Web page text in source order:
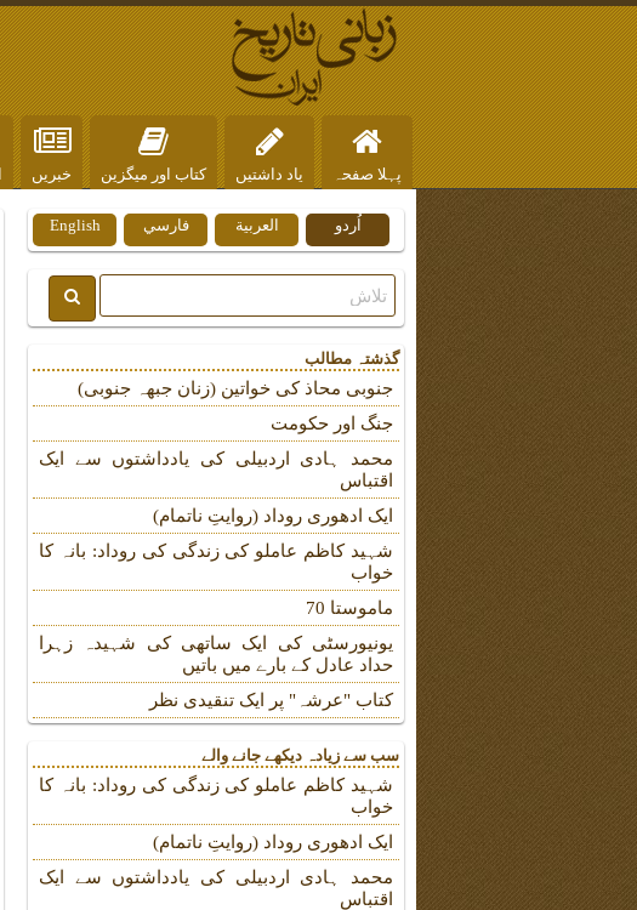
پہلا صفحہ یاد داشتیں کتاب اور میگزین خبریں
English فارسي العربية اُردو
گذشتہ مطالب
جنوبی محاذ کی خواتین (زنان جبهہ جنوبی)
جنگ اور حکومت
محمد ہادی اردبیلی کی یادداشتوں سے ایک
اقتباس
ایک ادھوری روداد (روایتِ ناتمام)
شہید کاظم عاملو کی زندگی کی روداد: بانہ کا
خواب
ماموستا 70
یونیورسٹی کی ایک ساتھی کی شہیدہ زہرا
حداد عادل کے بارے میں باتیں
کتاب "عرشہ" پر ایک تنقیدی نظر
سب سے زیادہ دیکھے جانے والے
شہید کاظم عاملو کی زندگی کی روداد: بانہ کا
خواب
ایک ادھوری روداد (روایتِ ناتمام)
محمد ہادی اردبیلی کی یادداشتوں سے ایک
اقتباس